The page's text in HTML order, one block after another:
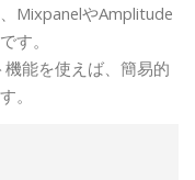
MixpanelやAmplitude
す。
能を使えば、簡易的
。